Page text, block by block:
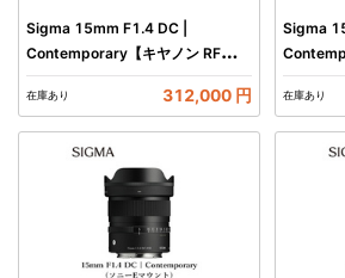
Sigma 15mm F1.4 DC |
Contemporary【キヤノン RFマウ
ント】カメラ レンズ 家電
在庫あり 312,000 円
Sigma
マウン
在庫あり